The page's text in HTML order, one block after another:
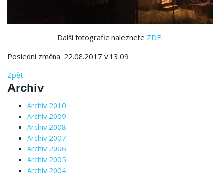
Další fotografie naleznete ZDE.
Poslední změna: 22.08.2017 v 13:09
Zpět
Archiv
Archiv 2010
Archiv 2009
Archiv 2008
Archiv 2007
Archiv 2006
Archiv 2005
Archiv 2004